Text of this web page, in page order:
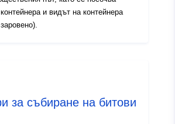
и видът на контейнера
за събиране на битови